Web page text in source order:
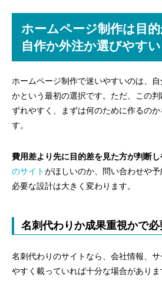
ホームページ制作は目
自作か外注か選びやすい
ホームページ制作で迷いやすいのは、
かという最初の選択です。ただ、この
ずれやすく、まずは何のために作るの
す。
費用差より先に目的差を見た方が判断
のサイトがほしいのか、問い合わせや予
必要な設計は大きく変わります。
名刺代わりか成果重視かで
名刺代わりのサイトなら、会社情報、
やすく載っていれば十分な場合があり